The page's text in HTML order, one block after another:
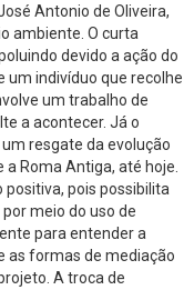
Antonio de Oliveira,
ambiente. O curta
devido a ação do
um indivíduo que recolhe
um trabalho de
a acontecer. Já o
resgate da evolução
Roma Antiga, até hoje.
pois possibilita
meio do uso de
para entender a
as formas de mediação
A troca de